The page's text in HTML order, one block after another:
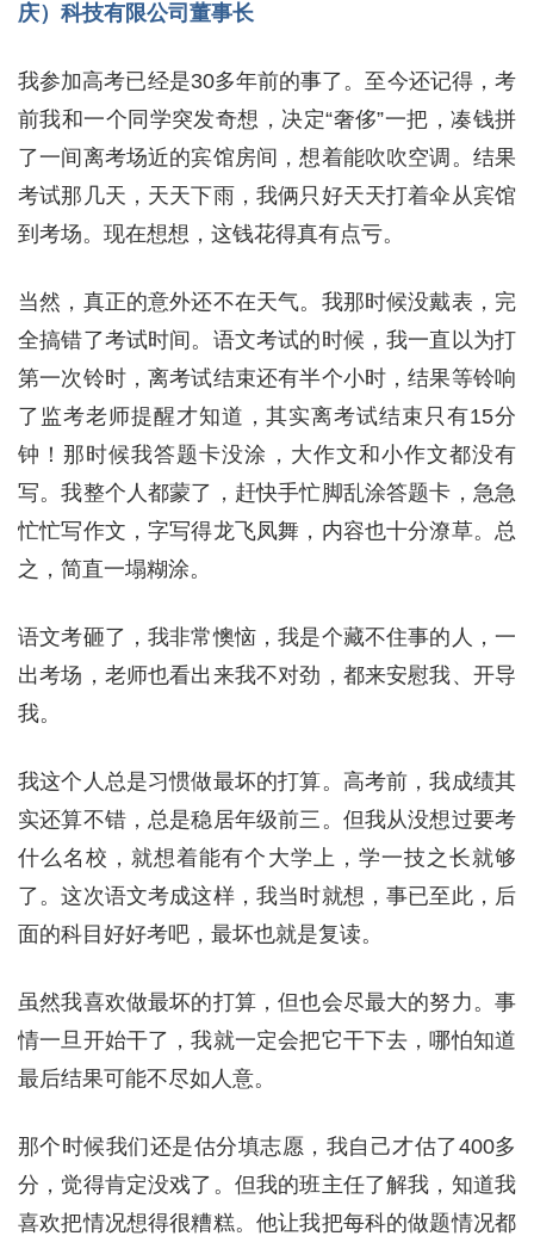
庆）科技有限公司董事长
我参加高考已经是30多年前的事了。至今还记得，考
前我和一个同学突发奇想，决定“奢侈”一把，凑钱拼
了一间离考场近的宾馆房间，想着能吹吹空调。结果
考试那几天，天天下雨，我俩只好天天打着伞从宾馆
到考场。现在想想，这钱花得真有点亏。
当然，真正的意外还不在天气。我那时候没戴表，完
全搞错了考试时间。语文考试的时候，我一直以为打
第一次铃时，离考试结束还有半个小时，结果等铃响
了监考老师提醒才知道，其实离考试结束只有15分
钟！那时候我答题卡没涂，大作文和小作文都没有
写。我整个人都蒙了，赶快手忙脚乱涂答题卡，急急
忙忙写作文，字写得龙飞凤舞，内容也十分潦草。总
之，简直一塌糊涂。
语文考砸了，我非常懊恼，我是个藏不住事的人，一
出考场，老师也看出来我不对劲，都来安慰我、开导
我。
我这个人总是习惯做最坏的打算。高考前，我成绩其
实还算不错，总是稳居年级前三。但我从没想过要考
什么名校，就想着能有个大学上，学一技之长就够
了。这次语文考成这样，我当时就想，事已至此，后
面的科目好好考吧，最坏也就是复读。
虽然我喜欢做最坏的打算，但也会尽最大的努力。事
情一旦开始干了，我就一定会把它干下去，哪怕知道
最后结果可能不尽如人意。
那个时候我们还是估分填志愿，我自己才估了400多
分，觉得肯定没戏了。但我的班主任了解我，知道我
喜欢把情况想得很糟糕。他让我把每科的做题情况都